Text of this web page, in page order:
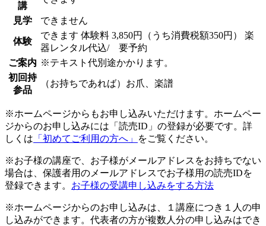
講
見学 できません
体験
できます 体験料 3,850円（うち消費税額350円） 楽
器レンタル代込/ 要予約
ご案内 ※テキスト代別途かかります。
初回持
参品
（お持ちであれば）お爪、楽譜
※ホームページからもお申し込みいただけます。ホームペー
ジからのお申し込みには「読売ID」の登録が必要です。詳
しくは 「初めてご利用の方へ」 をご覧ください。
※お子様の講座で、お子様がメールアドレスをお持ちでない
場合は、保護者用のメールアドレスでお子様用の読売IDを
登録できます。 お子様の受講申し込みをする方法
※ホームページからのお申し込みは、１講座につき１人の申
し込みができます。代表者の方が複数人分の申し込みはでき